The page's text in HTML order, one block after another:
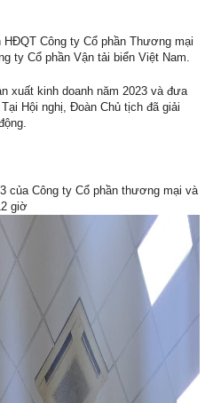
Công ty Cổ phần Thương mại
ty Cổ phần Vận tải biển Việt Nam.
xuất kinh doanh năm 2023 và đưa
Hội nghị, Đoàn Chủ tịch đã giải
của Công ty Cổ phần thương mại và
giờ